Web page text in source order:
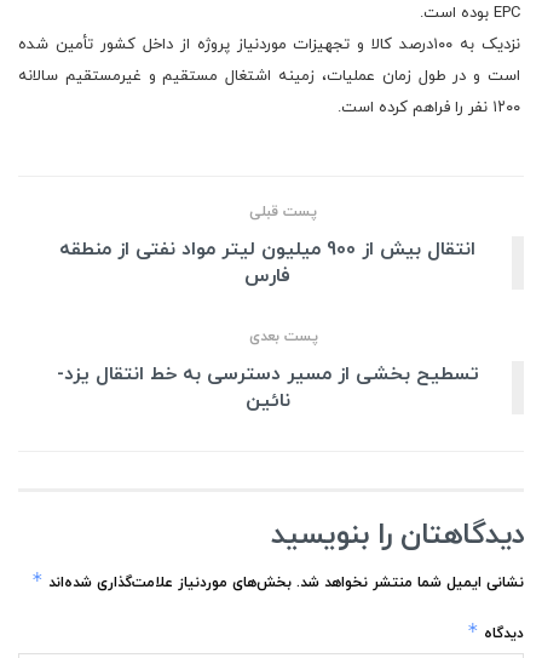
EPC بوده است.
نزدیک به ۱۰۰درصد کالا و تجهیزات موردنیاز پروژه از داخل کشور تأمین شده
است و در طول زمان عملیات، زمینه اشتغال مستقیم و غیرمستقیم سالانه
۱۲۰۰ نفر را فراهم کرده است.
پست قبلی
انتقال بیش از 900 میلیون لیتر مواد نفتی از منطقه
فارس
پست بعدی
تسطیح بخشی از مسیر دسترسی به خط انتقال یزد-
نائین
دیدگاهتان را بنویسید
نشانی ایمیل شما منتشر نخواهد شد. بخش‌های موردنیاز علامت‌گذاری شده‌اند *
دیدگاه *